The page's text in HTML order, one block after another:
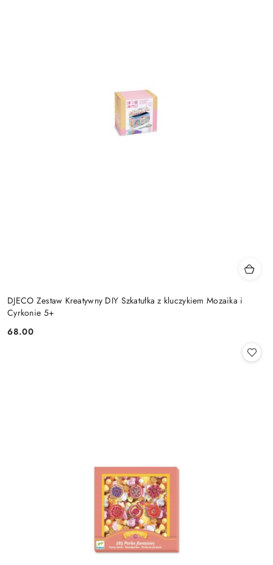
DJECO Zestaw Kreatywny DIY Szkatułka z kluczykiem Mozaika i
Cyrkonie 5+
Cena:
68.00